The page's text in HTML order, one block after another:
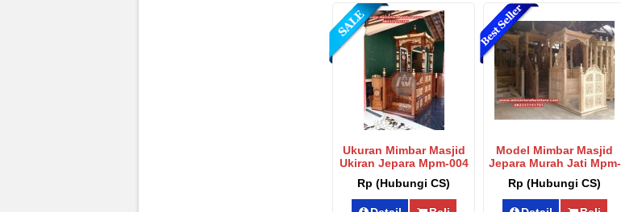
Ukuran Mimbar Masjid
Ukiran Jepara Mpm-004
Rp (Hubungi CS)
Model Mimbar Masjid
Jepara Murah Jati Mpm-
Rp (Hubungi CS)